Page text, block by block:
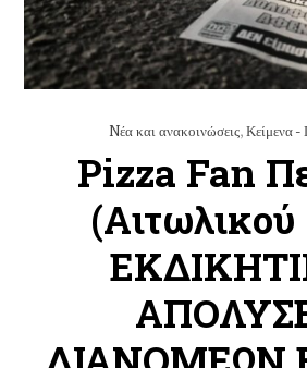
Nέα και ανακοινώσεις,Κείμενα -
Pizza Fan